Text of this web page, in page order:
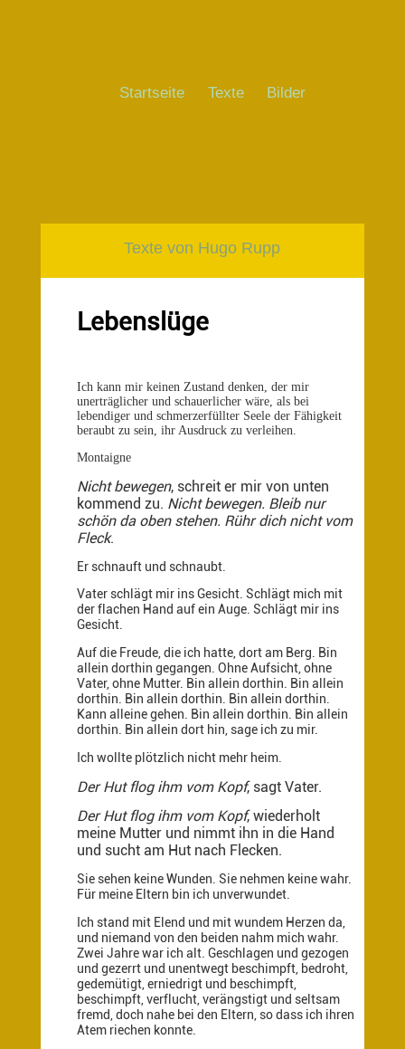
Startseite Texte Bilder
Texte von Hugo Rupp
Lebenslüge
Ich kann mir keinen Zustand denken, der mir
unerträglicher und schauerlicher wäre, als bei
lebendiger und schmerzerfüllter Seele der Fähigkeit
beraubt zu sein, ihr Ausdruck zu verleihen.
Montaigne
Nicht bewegen, schreit er mir von unten
kommend zu. Nicht bewegen. Bleib nur
schön da oben stehen. Rühr dich nicht vom
Fleck.
Er schnauft und schnaubt.
Vater schlägt mir ins Gesicht. Schlägt mich mit
der flachen Hand auf ein Auge. Schlägt mir ins
Gesicht.
Auf die Freude, die ich hatte, dort am Berg. Bin
allein dorthin gegangen. Ohne Aufsicht, ohne
Vater, ohne Mutter. Bin allein dorthin. Bin allein
dorthin. Bin allein dorthin. Bin allein dorthin.
Kann alleine gehen. Bin allein dorthin. Bin allein
dorthin. Bin allein dort hin, sage ich zu mir.
Ich wollte plötzlich nicht mehr heim.
Der Hut flog ihm vom Kopf, sagt Vater.
Der Hut flog ihm vom Kopf, wiederholt
meine Mutter und nimmt ihn in die Hand
und sucht am Hut nach Flecken.
Sie sehen keine Wunden. Sie nehmen keine wahr.
Für meine Eltern bin ich unverwundet.
Ich stand mit Elend und mit wundem Herzen da,
und niemand von den beiden nahm mich wahr.
Zwei Jahre war ich alt. Geschlagen und gezogen
und gezerrt und unentwegt beschimpft, bedroht,
gedemütigt, erniedrigt und beschimpft,
beschimpft, verflucht, verängstigt und seltsam
fremd, doch nahe bei den Eltern, so dass ich ihren
Atem riechen konnte.